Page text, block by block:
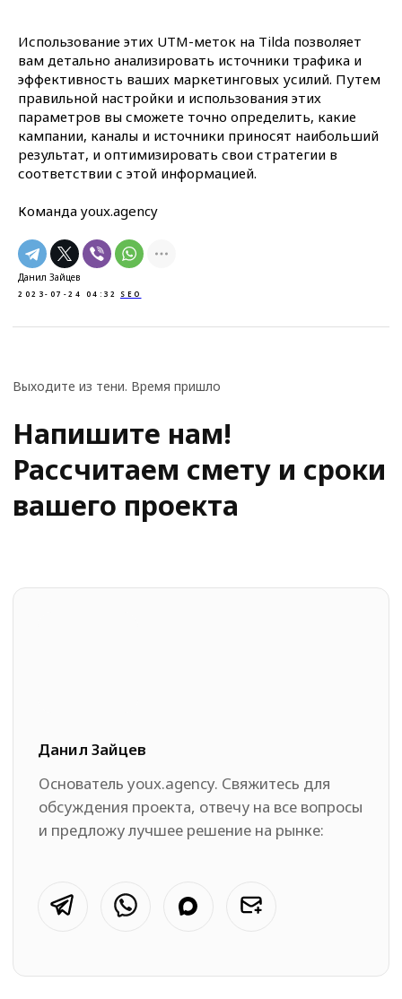
Использование этих UTM-меток на Tilda позволяет
вам детально анализировать источники трафика и
эффективность ваших маркетинговых усилий. Путем
правильной настройки и использования этих
параметров вы сможете точно определить, какие
кампании, каналы и источники приносят наибольший
результат, и оптимизировать свои стратегии в
соответствии с этой информацией.
Команда youx.agency
Данил Зайцев
2023-07-24 04:32 SEO
политикой конфиденциальностисайта.
Отправить
Услуги
Разработка сайтов
Контекстная реклама
Поддержка сайта
telegram
SEO-оптимизация
@ 2019-2026
whatsapp youtube MAX
dev@youx.agency пн–пт: 10:00–20:00
+7(969) 715-86-66
Навигация
Стоимость услуг
О студии
Отзывы
Портфолио